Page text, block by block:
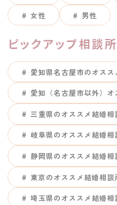
女性 男性
ピックアップ相談所
愛知県名古屋市のオスス
愛知（名古屋市以外）
三重県のオススメ結婚相
岐阜県のオススメ結婚相
静岡県のオススメ結婚相
東京のオススメ結婚相談
埼玉県のオススメ結婚相